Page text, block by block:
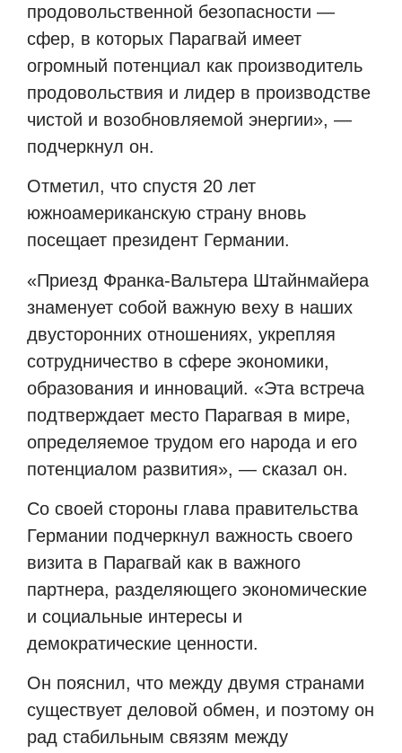
продовольственной безопасности —
сфер, в которых Парагвай имеет
огромный потенциал как производитель
продовольствия и лидер в производстве
чистой и возобновляемой энергии», —
подчеркнул он.
Отметил, что спустя 20 лет
южноамериканскую страну вновь
посещает президент Германии.
«Приезд Франка-Вальтера Штайнмайера
знаменует собой важную веху в наших
двусторонних отношениях, укрепляя
сотрудничество в сфере экономики,
образования и инноваций. «Эта встреча
подтверждает место Парагвая в мире,
определяемое трудом его народа и его
потенциалом развития», — сказал он.
Со своей стороны глава правительства
Германии подчеркнул важность своего
визита в Парагвай как в важного
партнера, разделяющего экономические
и социальные интересы и
демократические ценности.
Он пояснил, что между двумя странами
существует деловой обмен, и поэтому он
рад стабильным связям между